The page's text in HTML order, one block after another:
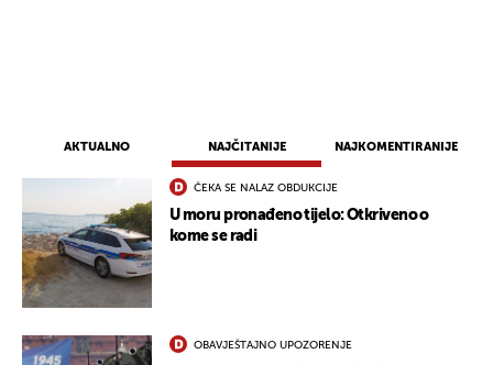
AKTUALNO NAJČITANIJE NAJKOMENTIRANIJE
ČEKA SE NALAZ OBDUKCIJE
U moru pronađeno tijelo: Otkriveno o
kome se radi
OBAVJEŠTAJNO UPOZORENJE